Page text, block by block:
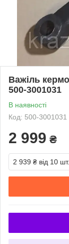
Важіль
500-3001031
В наявності
Код: 500-3001031
2 999 ₴
2 939 ₴ від 10 шт.